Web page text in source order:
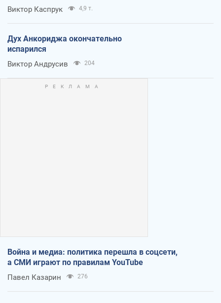
Виктор Каспрук 4,9 т.
Дух Анкориджа окончательно
испарился
Виктор Андрусив 204
Война и медиа: политика перешла в соцсети,
а СМИ играют по правилам YouTube
Павел Казарин 276